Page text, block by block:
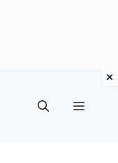
Menu